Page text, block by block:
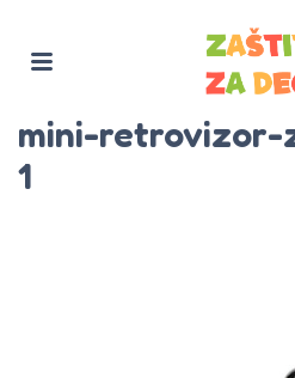
mini-retrovizor-
1